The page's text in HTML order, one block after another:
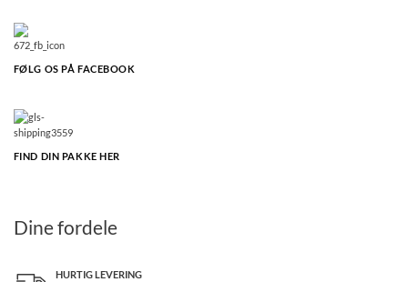
FØLG OS PÅ FACEBOOK
FIND DIN PAKKE HER
Dine fordele
HURTIG LEVERING